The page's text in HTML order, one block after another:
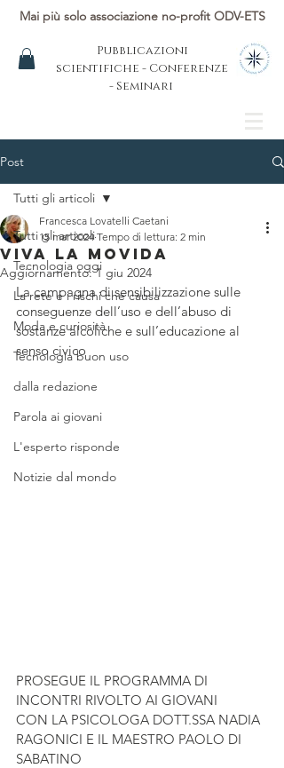
Mai più solo associazione no-profit ODV-ETS
Pubblicazioni
scientifiche - Conferenze
- Seminari
Post
Tutti gli articoli
Tecnologia oggi
La rete e i rischi che causa
Moda e curiosità
Tecnologia buon uso
dalla redazione
Parola ai giovani
L'esperto risponde
Notizie dal mondo
Tutti gli articoli
VIVA LA MOVIDA
Francesca Lovatelli Caetani
15 mar 2024 Tempo di lettura: 2 min
Aggiornamento:1 giu 2024
La campagna di sensibilizzazione sulle
conseguenze dell’uso e dell’abuso di
sostanze alcoliche e sull’educazione al
senso civico
PROSEGUE IL PROGRAMMA DI
INCONTRI RIVOLTO AI GIOVANI
CON LA PSICOLOGA DOTT.SSA NADIA
RAGONICI E IL MAESTRO PAOLO DI
SABATINO